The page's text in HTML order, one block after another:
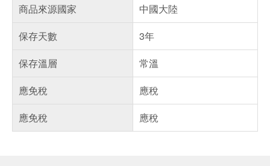
商品來源國家
中國大陸
保存天數
3年
保存溫層
常溫
應免稅
應稅
應免稅
應稅